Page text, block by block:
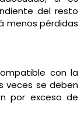
del resto
menos pérdidas
con la
veces se deben
por exceso de